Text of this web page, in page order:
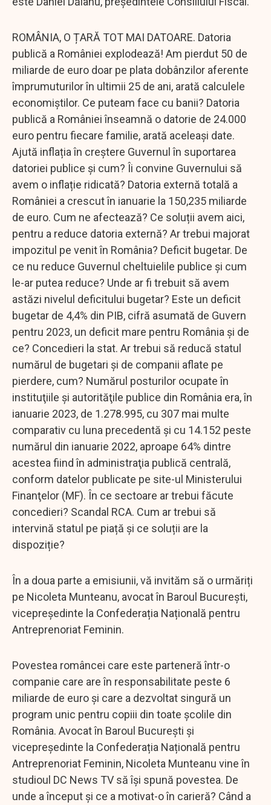
ROMÂNIA, O ȚARĂ TOT MAI DATOARE. Datoria
publică a României explodează! Am pierdut 50 de
miliarde de euro doar pe plata dobânzilor aferente
împrumuturilor în ultimii 25 de ani, arată calculele
economiștilor. Ce puteam face cu banii? Datoria
publică a României înseamnă o datorie de 24.000
euro pentru fiecare familie, arată aceleași date.
Ajută inflația în creștere Guvernul în suportarea
datoriei publice și cum? Îi convine Guvernului să
avem o inflație ridicată? Datoria externă totală a
României a crescut în ianuarie la 150,235 miliarde
de euro. Cum ne afectează? Ce soluții avem aici,
pentru a reduce datoria externă? Ar trebui majorat
impozitul pe venit în România? Deficit bugetar. De
ce nu reduce Guvernul cheltuielile publice și cum
le-ar putea reduce? Unde ar fi trebuit să avem
astăzi nivelul deficitului bugetar? Este un deficit
bugetar de 4,4% din PIB, cifră asumată de Guvern
pentru 2023, un deficit mare pentru România și de
ce? Concedieri la stat. Ar trebui să reducă statul
numărul de bugetari și de companii aflate pe
pierdere, cum? Numărul posturilor ocupate în
instituţiile şi autorităţile publice din România era, în
ianuarie 2023, de 1.278.995, cu 307 mai multe
comparativ cu luna precedentă şi cu 14.152 peste
numărul din ianuarie 2022, aproape 64% dintre
acestea fiind în administraţia publică centrală,
conform datelor publicate pe site-ul Ministerului
Finanţelor (MF). În ce sectoare ar trebui făcute
concedieri? Scandal RCA. Cum ar trebui să
intervină statul pe piață și ce soluții are la
dispoziție?
În a doua parte a emisiunii, vă invităm să o urmăriți
pe Nicoleta Munteanu, avocat în Baroul București,
vicepreședinte la Confederația Națională pentru
Antreprenoriat Feminin.
Povestea româncei care este parteneră într-o
companie care are în responsabilitate peste 6
miliarde de euro şi care a dezvoltat singură un
program unic pentru copiii din toate şcolile din
România. Avocat în Baroul București și
vicepreședinte la Confederația Națională pentru
Antreprenoriat Feminin, Nicoleta Munteanu vine în
studioul DC News TV să își spună povestea. De
unde a început și ce a motivat-o în carieră? Când a